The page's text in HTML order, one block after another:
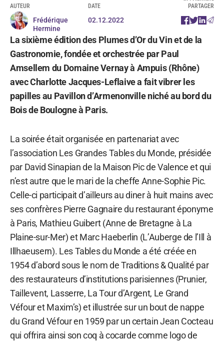
AUTEUR
Frédérique
Hermine
DATE
02.12.2022
PARTAGER
La sixième édition des Plumes d’Or du Vin et de la
Gastronomie, fondée et orchestrée par Paul
Amsellem du Domaine Vernay à Ampuis (Rhône)
avec Charlotte Jacques-Leflaive a fait vibrer les
papilles au Pavillon d’Armenonville niché au bord du
Bois de Boulogne à Paris.
La soirée était organisée en partenariat avec
l’association Les Grandes Tables du Monde, présidée
par David Sinapian de la Maison Pic de Valence et qui
n’est autre que le mari de la cheffe Anne-Sophie Pic.
Celle-ci participait d’ailleurs au diner à huit mains avec
ses confrères Pierre Gagnaire du restaurant éponyme
à Paris, Mathieu Guibert (Anne de Bretagne à La
Plaine-sur-Mer) et Marc Haeberlin (L’Auberge de l’Ill à
Illhaeusern). Les Tables du Monde a été créée en
1954 d’abord sous le nom de Traditions & Qualité par
des restaurateurs d’institutions parisiennes (Prunier,
Taillevent, Lasserre, La Tour d’Argent, Le Grand
Véfour et Maxim’s) et illustrée sur un bout de nappe
du Grand Véfour en 1959 par un certain Jean Cocteau
qui offrira ainsi son coq à cocarde comme logo de